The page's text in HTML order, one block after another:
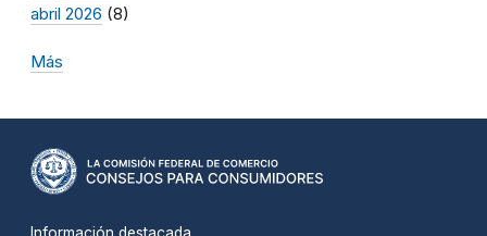
abril 2026 (8)
Más